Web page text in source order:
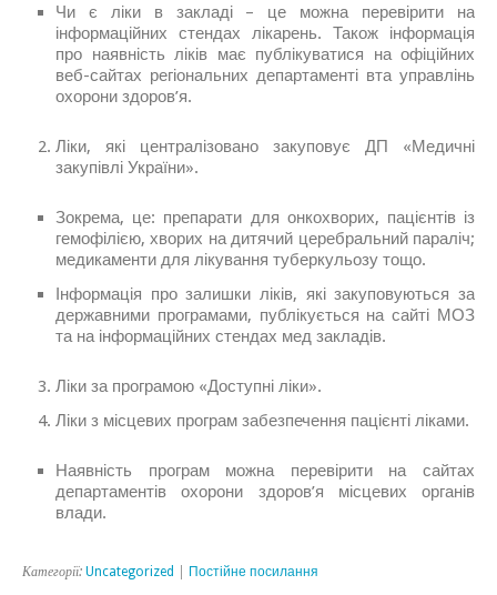
Чи є ліки в закладі – це можна перевірити на
інформаційних стендах лікарень. Також інформація
про наявність ліків має публікуватися на офіційних
веб-сайтах регіональних департаменті вта управлінь
охорони здоров’я.
Ліки, які централізовано закуповує ДП «Медичні
закупівлі України».
Зокрема, це: препарати для онкохворих, пацієнтів із
гемофілією, хворих на дитячий церебральний параліч;
медикаменти для лікування туберкульозу тощо.
Інформація про залишки ліків, які закуповуються за
державними програмами, публікується на сайті МОЗ
та на інформаційних стендах мед закладів.
Ліки за програмою «Доступні ліки».
Ліки з місцевих програм забезпечення пацієнті ліками.
Наявність програм можна перевірити на сайтах
департаментів охорони здоров’я місцевих органів
влади.
Категорії: Uncategorized Постійне посилання